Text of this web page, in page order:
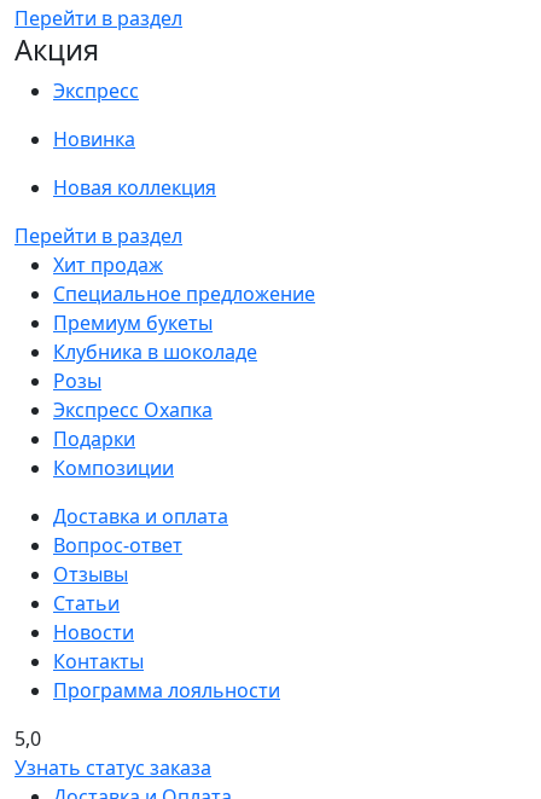
Перейти в раздел
Акция
Экспресс
Новинка
Новая коллекция
Перейти в раздел
Хит продаж
Специальное предложение
Премиум букеты
Клубника в шоколаде
Розы
Экспресс Охапка
Подарки
Композиции
Доставка и оплата
Вопрос-ответ
Отзывы
Статьи
Новости
Контакты
Программа лояльности
5,0
Узнать статус заказа